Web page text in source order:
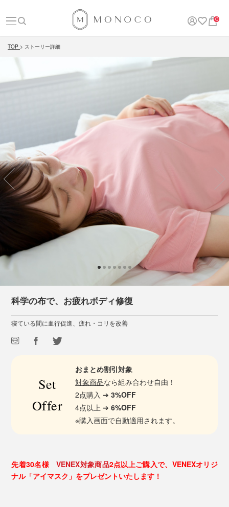
0
TOP ストーリー詳細
科学の布で、お疲れボディ修復
寝ている間に血行促進、疲れ・コリを改善
Set
Offer
おまとめ割引対象
対象商品なら組み合わせ自由！
2点購入 ➔3%OFF
4点以上 ➔6%OFF
※購入画面で自動適用されます。
先着30名様VENEX対象商品2点以上ご購入で、VENEXオリジ
ナル「アイマスク」をプレゼントいたします！